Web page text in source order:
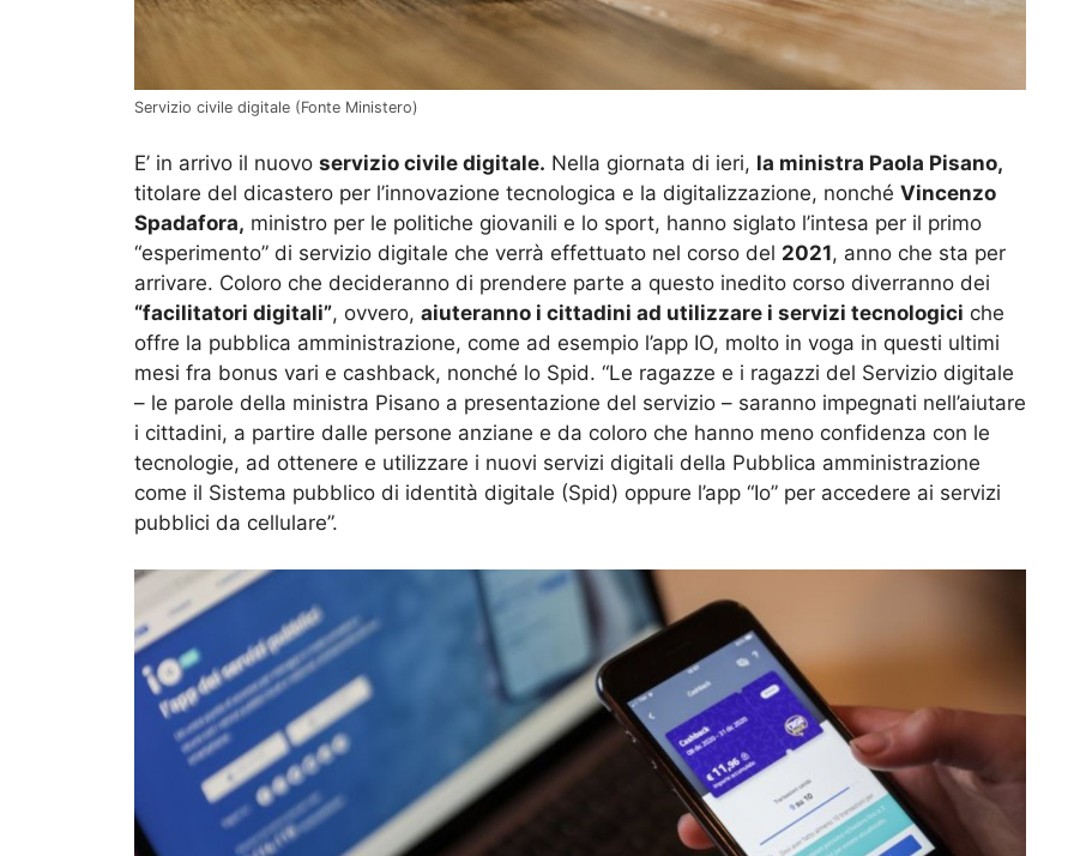
Servizio civile digitale (Fonte Ministero)
E’ in arrivo il nuovo servizio civile digitale. Nella giornata di ieri, la ministra Paola Pisano,
titolare del dicastero per l’innovazione tecnologica e la digitalizzazione, nonché Vincenzo
Spadafora, ministro per le politiche giovanili e lo sport, hanno siglato l’intesa per il primo
“esperimento” di servizio digitale che verrà effettuato nel corso del 2021, anno che sta per
arrivare. Coloro che decideranno di prendere parte a questo inedito corso diverranno dei
“facilitatori digitali”, ovvero, aiuteranno i cittadini ad utilizzare i servizi tecnologici che
offre la pubblica amministrazione, come ad esempio l’app IO, molto in voga in questi ultimi
mesi fra bonus vari e cashback, nonché lo Spid. “Le ragazze e i ragazzi del Servizio digitale
– le parole della ministra Pisano a presentazione del servizio – saranno impegnati nell’aiutare
i cittadini, a partire dalle persone anziane e da coloro che hanno meno confidenza con le
tecnologie, ad ottenere e utilizzare i nuovi servizi digitali della Pubblica amministrazione
come il Sistema pubblico di identità digitale (Spid) oppure l’app “Io” per accedere ai servizi
pubblici da cellulare”.